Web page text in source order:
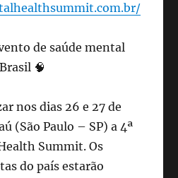
de saúde mental
🧠
nos dias 26 e 27 de
(São Paulo – SP) a 4ª
Summit. Os
do país estarão